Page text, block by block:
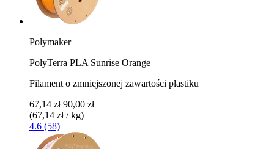
Polymaker
PolyTerra PLA Sunrise Orange
Filament o zmniejszonej zawartości plastiku
67,14 zł 90,00 zł
(67,14 zł / kg)
4.6 (58)